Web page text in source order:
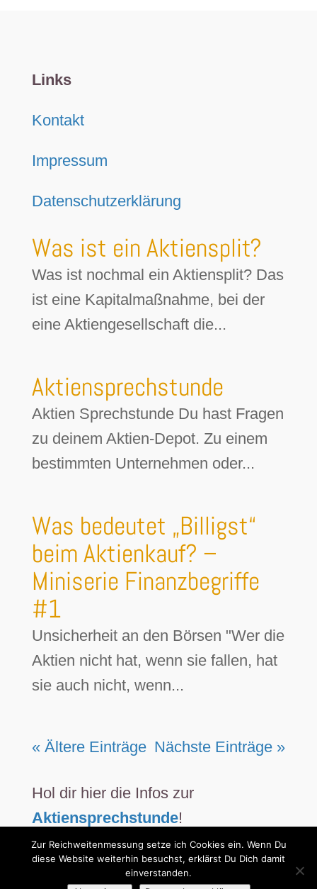
Links
Kontakt
Impressum
Datenschutzerklärung
Was ist ein Aktiensplit?
Was ist nochmal ein Aktiensplit? Das
ist eine Kapitalmaßnahme, bei der
eine Aktiengesellschaft die...
Aktiensprechstunde
Aktien Sprechstunde Du hast Fragen
zu deinem Aktien-Depot. Zu einem
bestimmten Unternehmen oder...
Was bedeutet „Billigst“
beim Aktienkauf? –
Miniserie Finanzbegriffe
#1
Unsicherheit an den Börsen "Wer die
Aktien nicht hat, wenn sie fallen, hat
sie auch nicht, wenn...
« Ältere Einträge Nächste Einträge »
Hol dir hier die Infos zur
Aktiensprechstunde!
Zur Reichweitenmessung setze ich Cookies ein. Wenn Du
diese Website weiterhin besuchst, erklärst Du Dich damit
einverstanden.